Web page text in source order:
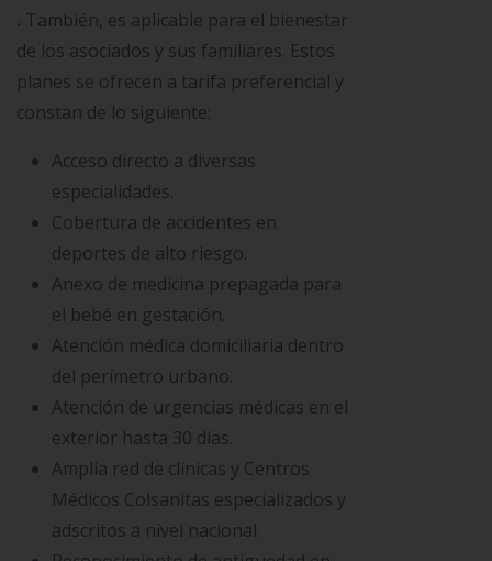
. También, es aplicable para el bienestar
de los asociados y sus familiares. Estos
planes se ofrecen a tarifa preferencial y
constan de lo siguiente:
Acceso directo a diversas
especialidades.
Cobertura de accidentes en
deportes de alto riesgo.
Anexo de medicina prepagada para
el bebé en gestación.
Atención médica domiciliaria dentro
del perímetro urbano.
Atención de urgencias médicas en el
exterior hasta 30 días.
Amplia red de clínicas y Centros
Médicos Colsanitas especializados y
adscritos a nivel nacional.